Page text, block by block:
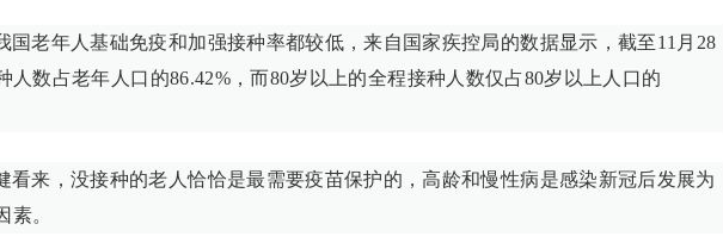
国老年人基础免疫和加强接种率都较低，来自国家疾控局的数据显示，截至11月28
人数占老年人口的86.42%，而80岁以上的全程接种人数仅占80岁以上人口的
看来，没接种的老人恰恰是最需要疫苗保护的，高龄和慢性病是感染新冠后发展为
素。